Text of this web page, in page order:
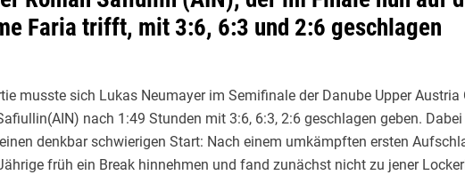
Faria trifft, mit 3:6, 6:3 und 2:6 geschlagen
musste sich Lukas Neumayer im Semifinale der Danube Upper Austria
nach 1:49 Stunden mit 3:6, 6:3, 2:6 geschlagen geben. Dabei
denkbar schwierigen Start: Nach einem umkämpften ersten
früh ein Break hinnehmen und fand zunächst nicht zu jener